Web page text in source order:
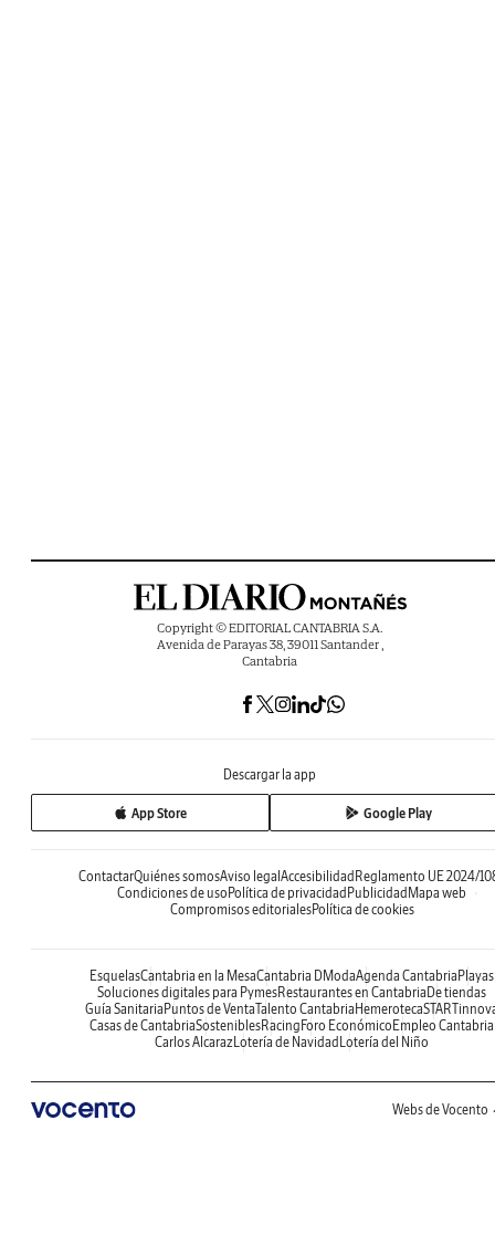
Copyright © EDITORIAL CANTABRIA S.A.
Avenida de Parayas 38, 39011 Santander ,
Cantabria
Descargar la app
App Store Google Play
ContactarQuiénes somosAviso legal Accesibilidad Reglamento UE 2024/
Condiciones de uso Política de privacidad Publicidad Mapa web
Compromisos editorialesPolítica de cookies
EsquelasCantabria en la MesaCantabria DModaAgenda Cantabria Playas
Soluciones digitales para PymesRestaurantes en Cantabria De tiendas
Guía Sanitaria Puntos de VentaTalento Cantabria Hemeroteca
Casas de CantabriaSosteniblesRacing Foro Económico Empleo Cantabria
Carlos AlcarazLotería de Navidad Lotería del Niño
Webs de Vocento